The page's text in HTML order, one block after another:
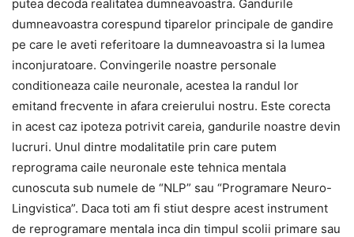
putea decoda realitatea dumneavoastra. Gandurile
dumneavoastra corespund tiparelor principale de gandire
pe care le aveti referitoare la dumneavoastra si la lumea
inconjuratoare. Convingerile noastre personale
conditioneaza caile neuronale, acestea la randul lor
emitand frecvente in afara creierului nostru. Este corecta
in acest caz ipoteza potrivit careia, gandurile noastre devin
lucruri. Unul dintre modalitatile prin care putem
reprograma caile neuronale este tehnica mentala
cunoscuta sub numele de “NLP” sau “Programare Neuro-
Lingvistica”. Daca toti am fi stiut despre acest instrument
de reprogramare mentala inca din timpul scolii primare sau